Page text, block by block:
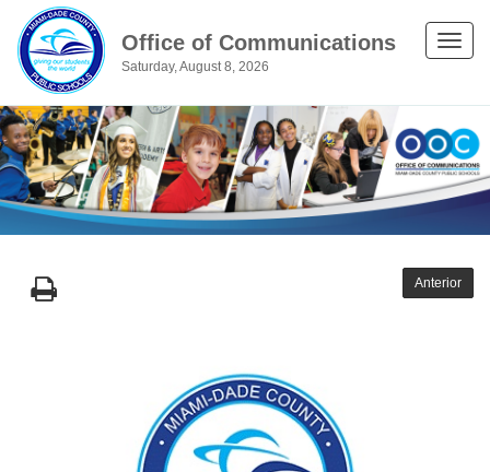
Office of Communications
Saturday, August 8, 2026
Toggle
Anterior